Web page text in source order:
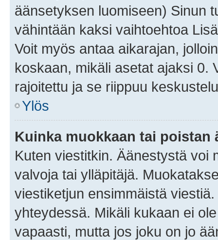
äänsetyksen luomiseen) Sinun
vähintään kaksi vaihtoehtoa
Voit myös antaa aikarajan,
koskaan, mikäli asetat ajaksi 0.
rajoitettu ja se riippuu
Ylös
Kuinka muokkaan tai poistan
Kuten viestitkin. Äänestystä voi
valvoja tai ylläpitäjä.
viestiketjun ensimmäistä
yhteydessä. Mikäli kukaan ei
vapaasti, mutta jos joku on jo